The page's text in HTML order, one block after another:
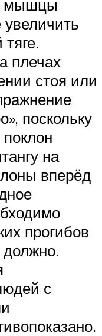
мышцы
плечах
стоя или
поскольку
на
вперёд
прогибов
должно.
с